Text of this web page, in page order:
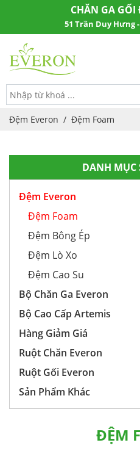
CHĂN GA GỐI
51 Trần Duy Hưng
Đệm Everon / Đệm Foam
DANH MỤC
Đệm Everon
Đệm Foam
Đệm Bông Ép
Đệm Lò Xo
Đệm Cao Su
Bộ Chăn Ga Everon
Bộ Cao Cấp Artemis
Hàng Giảm Giá
Ruột Chăn Everon
Ruột Gối Everon
Sản Phẩm Khác
ĐỆM